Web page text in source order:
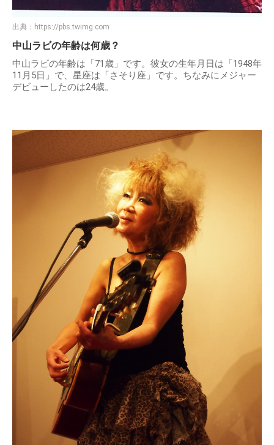
出典： https://pbs.twimg.com
中山ラビの年齢は何歳？
中山ラビの年齢は「71歳」です。彼女の生年月日は「1948年
11月5日」で、星座は「さそり座」です。ちなみにメジャー
デビューしたのは24歳。